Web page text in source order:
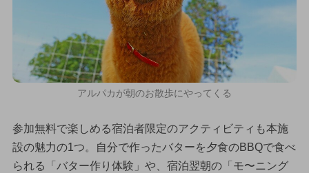
アルパカが朝のお散歩にやってくる
参加無料で楽しめる宿泊者限定のアクティビティも本施
設の魅力の1つ。自分で作ったバターを夕食のBBQで食べ
られる「バター作り体験」や、宿泊翌朝の「モ〜ニング